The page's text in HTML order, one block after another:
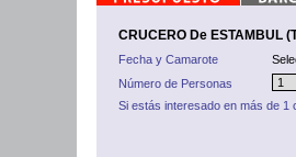
CRUCERO De ESTAMBUL
Fecha y Camarote
Número de Personas
Si estás interesado en más de